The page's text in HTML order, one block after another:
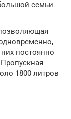
семьи
постоянно
1800 литров